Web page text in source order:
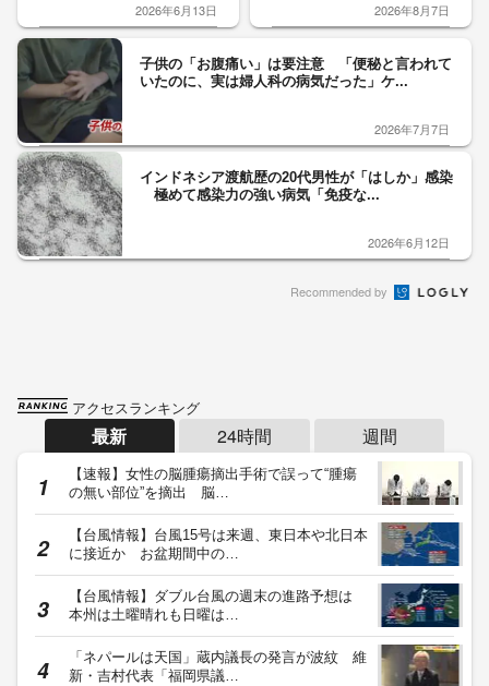
2026年6月13日 2026年8月7日
子供の「お腹痛い」は要注意 「便秘と言われて
いたのに、実は婦人科の病気だった」ケ...
2026年7月7日
インドネシア渡航歴の20代男性が「はしか」感染
極めて感染力の強い病気「免疫な...
2026年6月12日
Recommended by
アクセスランキング
最新 24時間 週間
【速報】女性の脳腫瘍摘出手術で誤って“腫瘍
の無い部位”を摘出 脳…
【台風情報】台風15号は来週、東日本や北日本
に接近か お盆期間中の…
【台風情報】ダブル台風の週末の進路予想は
本州は土曜晴れも日曜は…
「ネパールは天国」蔵内議長の発言が波紋 維
新・吉村代表「福岡県議…